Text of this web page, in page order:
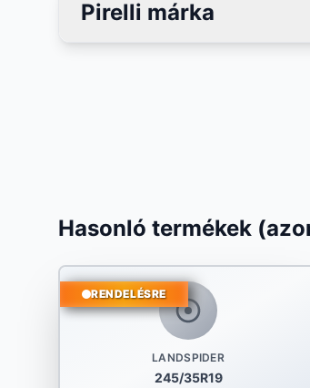
Pirelli márka
Hasonló termékek
LANDSPIDER
245/35R19
RENDELÉSRE